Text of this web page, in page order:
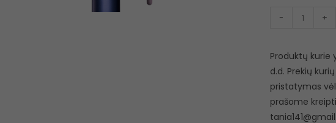
- +
Produktų kurie
d.d. Prekių
pristatymas
prašome